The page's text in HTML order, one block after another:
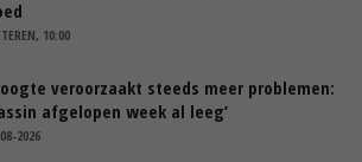
10:00
veroorzaakt steeds meer problemen:
afgelopen week al leeg’
2026